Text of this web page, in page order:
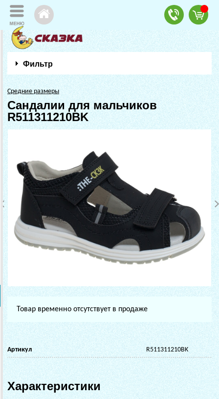
Фильтр
Средние размеры
Сандалии для мальчиков
R511311210BK
Товар временно отсутствует в продаже
Артикул R511311210BK
Характеристики